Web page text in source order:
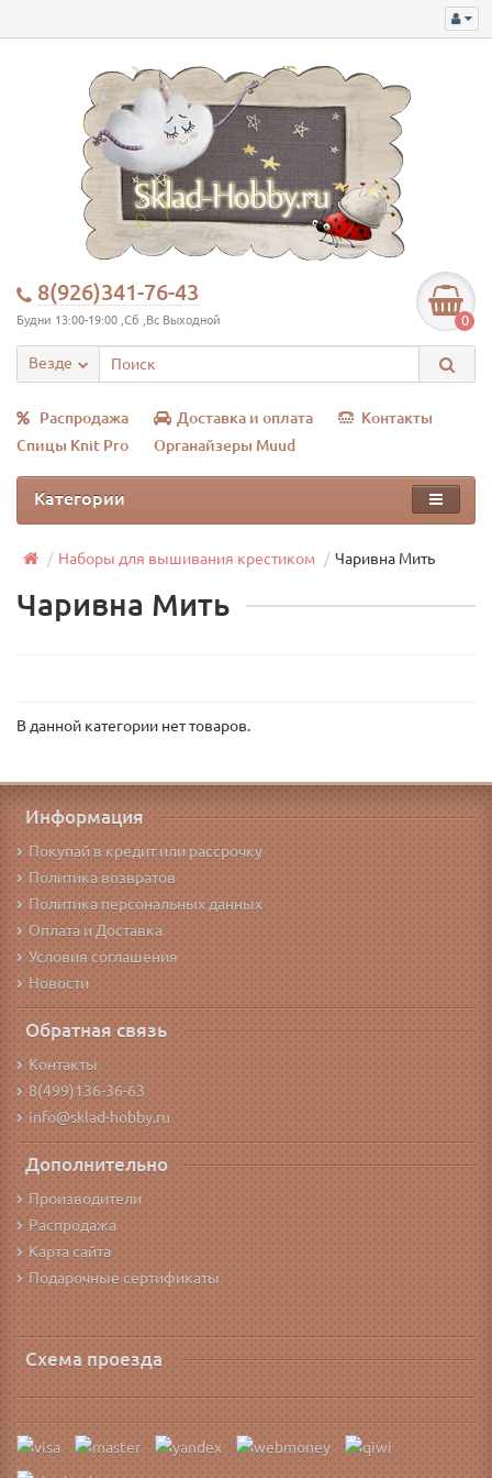
8(926)341-76-43
Будни 13:00-19:00 ,Сб ,Вс Выходной 0
Везде
Распродажа Доставка и оплата
Контакты
Спицы Knit Pro
Органайзеры Muud
Категории
Наборы для вышивания крестиком Чаривна Мить
Чаривна Мить
В данной категории нет товаров.
Информация
Покупай в кредит или рассрочку
Политика возвратов
Политика персональных данных
Оплата и Доставка
Условия соглашения
Новости
Обратная связь
Контакты
8(499)136-36-63
info@sklad-hobby.ru
Дополнительно
Производители
Распродажа
Карта сайта
Подарочные сертификаты
Схема проезда